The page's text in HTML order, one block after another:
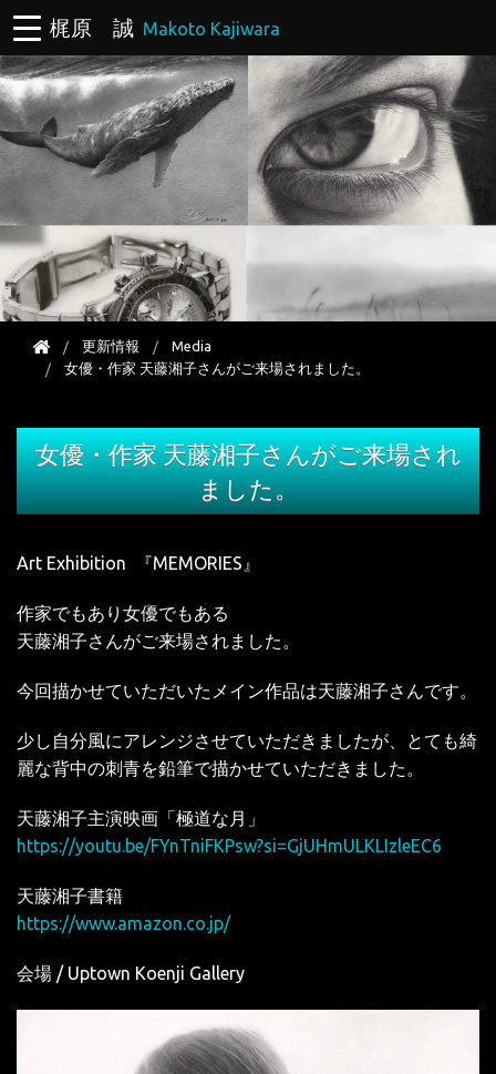
梶原 誠 Makoto Kajiwara
更新情報
Media
女優・作家 天藤湘子さんがご来場されました。
女優・作家 天藤湘子さんがご来場され
ました。
Art Exhibition 『MEMORIES』
作家でもあり女優でもある
天藤湘子さんがご来場されました。
今回描かせていただいたメイン作品は天藤湘子さんです。
少し自分風にアレンジさせていただきましたが、とても綺
麗な背中の刺青を鉛筆で描かせていただきました。
天藤湘子主演映画「極道な月」
https://youtu.be/FYnTniFKPsw?si=GjUHmULKLIzleEC6
天藤湘子書籍
https://www.amazon.co.jp/
会場 / Uptown Koenji Gallery